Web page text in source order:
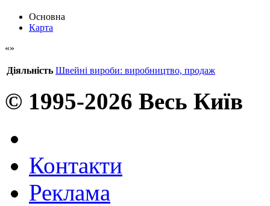
Основна
Карта
Діяльність Швейні вироби: виробництво, продаж
© 1995-2026 Весь Київ
Контакти
Реклама